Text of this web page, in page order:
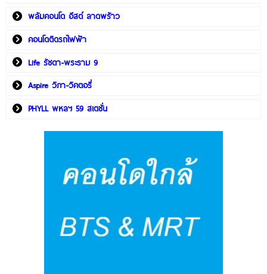
พลัมคอนโด อีสต์ ลาดพร้าว
คอนโดติดรถไฟฟ้า
Life รัชดา-พระราม 9
Aspire วิภา-วิคตอรี่
PHYLL พหลฯ 59 สเตชั่น